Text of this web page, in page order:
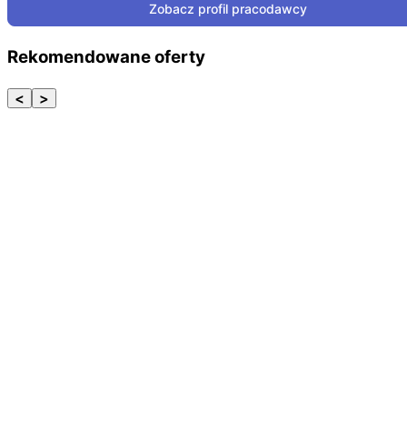
Zobacz profil pracodawcy
Rekomendowane oferty
< >